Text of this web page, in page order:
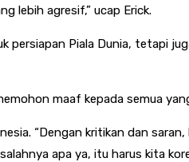
lebih agresif,” ucap Erick.
persiapan Piala Dunia, tetapi
maaf kepada semua
“Dengan kritikan dan
apa ya, itu harus kita